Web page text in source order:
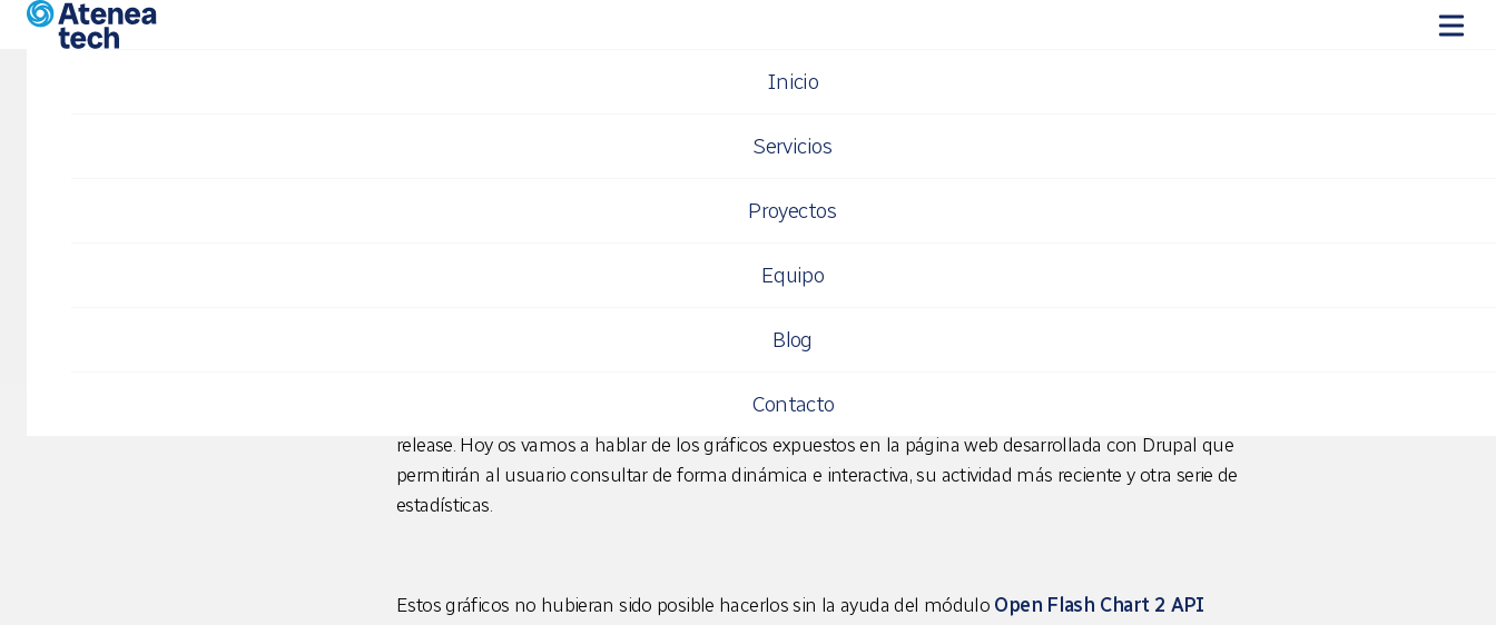
Pasar al contenido principal
Inicio
Servicios
Proyectos
Equipo
Blog
Contacto
Nuevos avances en The Time Bird -
Gráficos (Charts)
Ya estamos de vuelta para volveros a hablar sobre The Time Bird. Hace unos meses dimos la bienvenida
Bird viese la luz. Ahora, tenemos un avance importante y el proyecto está casi listo para ver su primera
release. Hoy os vamos a hablar de los gráficos expuestos en la página web desarrollada con Drupal que
permitirán al usuario consultar de forma dinámica e interactiva, su actividad más reciente y otra serie de
estadísticas.
Estos gráficos no hubieran sido posible hacerlos sin la ayuda del módulo Open Flash Chart 2 API